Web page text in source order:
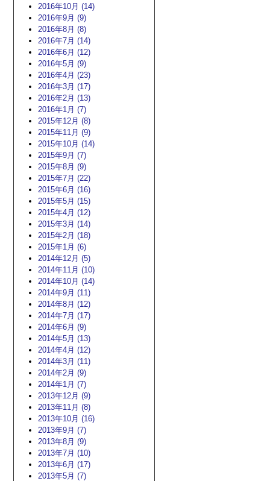
2016年10月 (14)
2016年9月 (9)
2016年8月 (8)
2016年7月 (14)
2016年6月 (12)
2016年5月 (9)
2016年4月 (23)
2016年3月 (17)
2016年2月 (13)
2016年1月 (7)
2015年12月 (8)
2015年11月 (9)
2015年10月 (14)
2015年9月 (7)
2015年8月 (9)
2015年7月 (22)
2015年6月 (16)
2015年5月 (15)
2015年4月 (12)
2015年3月 (14)
2015年2月 (18)
2015年1月 (6)
2014年12月 (5)
2014年11月 (10)
2014年10月 (14)
2014年9月 (11)
2014年8月 (12)
2014年7月 (17)
2014年6月 (9)
2014年5月 (13)
2014年4月 (12)
2014年3月 (11)
2014年2月 (9)
2014年1月 (7)
2013年12月 (9)
2013年11月 (8)
2013年10月 (16)
2013年9月 (7)
2013年8月 (9)
2013年7月 (10)
2013年6月 (17)
2013年5月 (7)